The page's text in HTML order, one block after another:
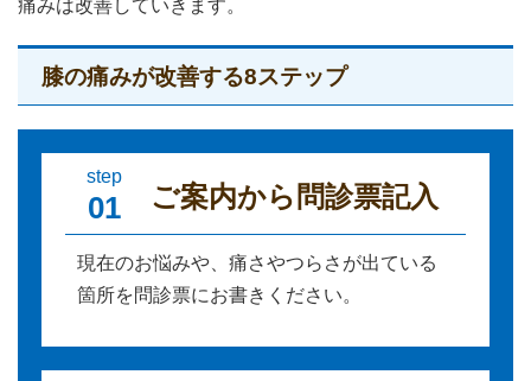
痛みは改善していきます。
膝の痛みが改善する8ステップ
step
01 ご案内から問診票記入
現在のお悩みや、痛さやつらさが出ている
箇所を問診票にお書きください。